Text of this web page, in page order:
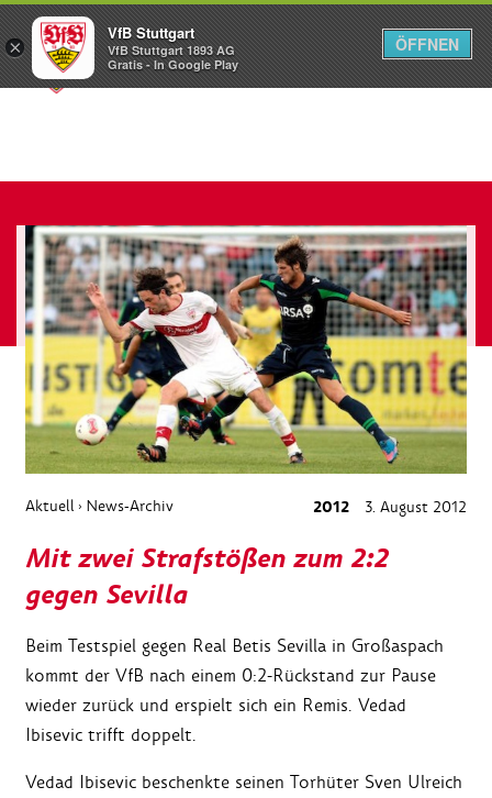
Menü
Aktuell › News-Archiv 2012 3. August 2012
Mit zwei Strafstößen zum 2:2
gegen Sevilla
Beim Testspiel gegen Real Betis Sevilla in Großaspach
kommt der VfB nach einem 0:2-Rückstand zur Pause
wieder zurück und erspielt sich ein Remis. Vedad
Ibisevic trifft doppelt.
Vedad Ibisevic beschenkte seinen Torhüter Sven Ulreich
×
VfB Stuttgart
VfB Stuttgart 1893 AG
Gratis - In Google Play
ÖFFNEN